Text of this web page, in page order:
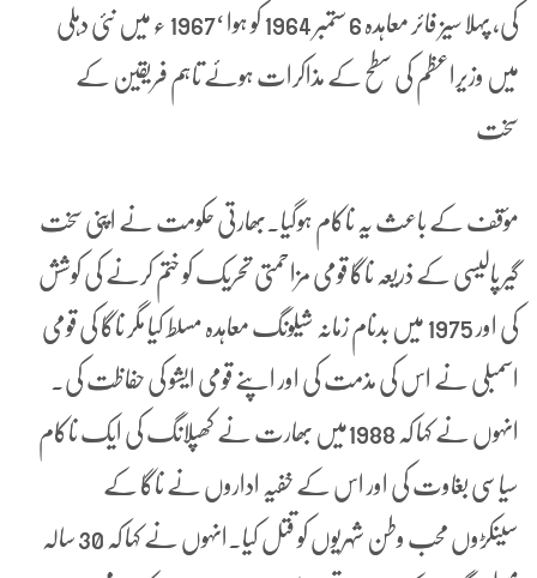
کی، پہلا سیز فائر معاہدہ 6 ستمبر 1964 کو ہوا ‘1967 ء میں نئی دہلی
میں وزیراعظم کی سطح کے مذاکرات ہوئے تاہم فریقین کے
سخت
مؤقف کے باعث یہ ناکام ہوگیا۔بھارتی حکومت نے اپنی سخت
گیر پالیسی کے ذریعہ ناگا قومی مزاحمتی تحریک کو ختم کرنے کی کوشش
کی اور 1975 میں بدنام زمانہ شیلونگ معاہدہ مسلط کیا مگر ناگا کی قومی
اسمبلی نے اس کی مذمت کی اور اپنے قومی ایشو کی حفاظت کی۔
انہوں نے کہا کہ 1988میں بھارت نے کھپلانگ کی ایک ناکام
سیاسی بغاوت کی اور اس کے خفیہ اداروں نے ناگا کے
سینکڑوں محب وطن شہریوں کو قتل کیا۔انہوں نے کہا کہ 30 سالہ